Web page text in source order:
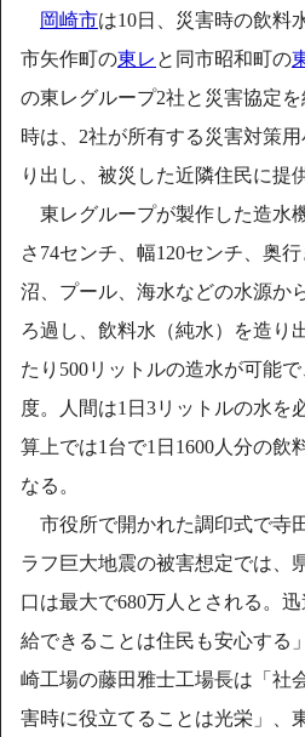
岡崎市は10日、災害時の飲料
市矢作町の東レ と同市昭和町の
の東レグループ2社と災害協定
時は、2社が所有する災害対策
り出し、被災した近隣住民に提
東レグループが製作した造水
さ74センチ、幅120センチ、奥
沼、プール、海水などの水源か
ろ過し、飲料水（純水）を造り
たり500リットルの造水が可能
度。人間は1日3リットルの水を
算上では1台で1日1600人分の飲
なる。
市役所で開かれた調印式で寺
ラフ巨大地震の被害想定では、
口は最大で680万人とされる。
給できることは住民も安心する
崎工場の藤田雅士工場長は「社
害時に役立てることは光栄」、